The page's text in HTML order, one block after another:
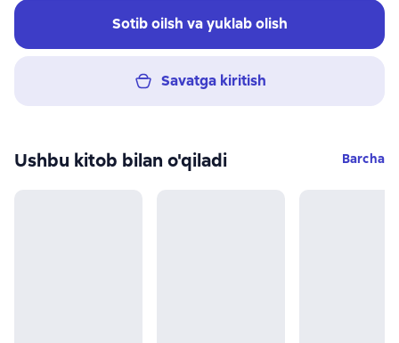
Sotib oilsh va yuklab olish
Savatga kiritish
Ushbu kitob bilan o'qiladi Barcha